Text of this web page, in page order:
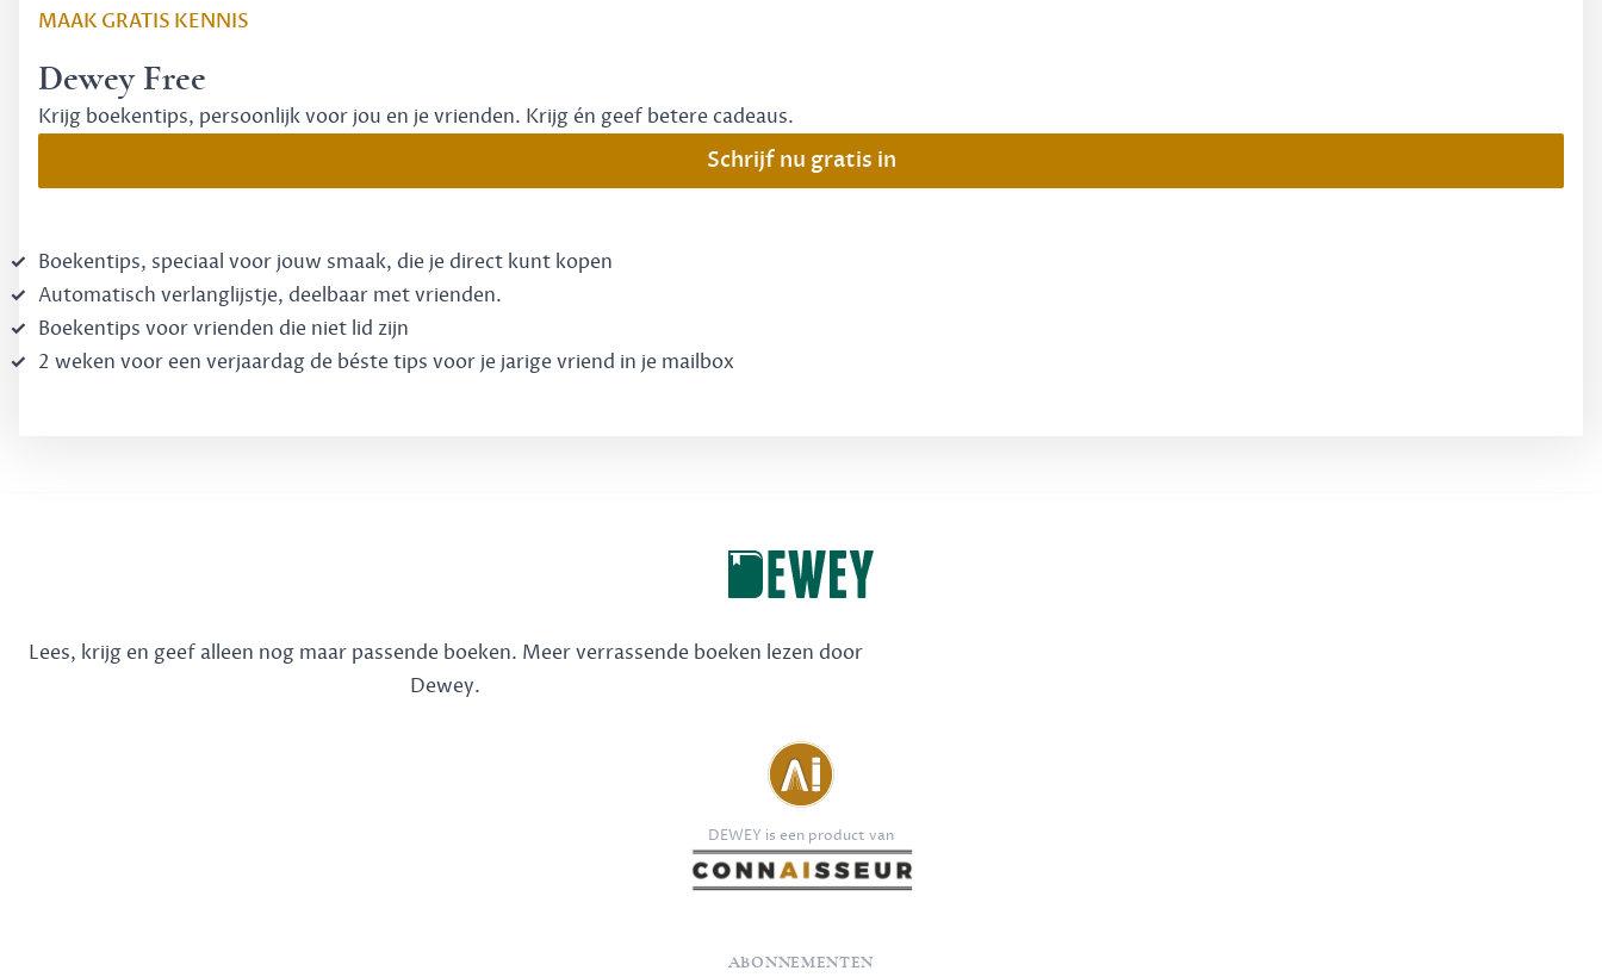
MAAK GRATIS KENNIS
Dewey Free
Krijg boekentips, persoonlijk voor jou en je vrienden. Krijg én geef betere cadeaus.
Schrijf nu gratis in
Boekentips, speciaal voor jouw smaak, die je direct kunt kopen
Automatisch verlanglijstje, deelbaar met vrienden.
Boekentips voor vrienden die niet lid zijn
2 weken voor een verjaardag de béste tips voor je jarige vriend in je mailbox
Lees, krijg en geef alleen nog maar passende boeken. Meer verrassende boeken lezen door
Dewey.
DEWEY is een product van
ABONNEMENTEN